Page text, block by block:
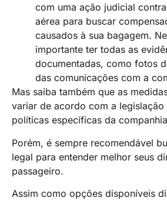
com uma ação judicial
aérea para buscar
causados à sua bagagem.
importante ter todas as
documentadas, como fotos
das comunicações com a
Mas saiba também que as
variar de acordo com a legislação
políticas específicas da
Porém, é sempre recomendável
legal para entender melhor seus
passageiro.
Assim como opções disponíveis